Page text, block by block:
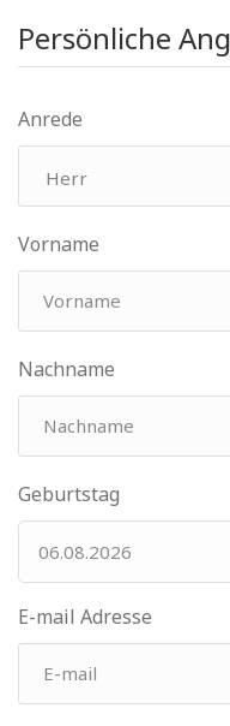
Persönliche
Anrede
Vorname
Nachname
Geburtstag
E-mail Adresse